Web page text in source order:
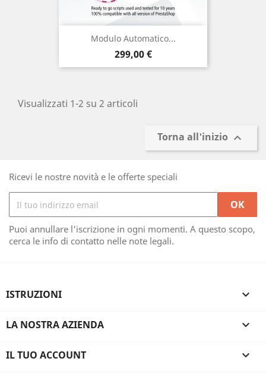
Modulo Automatico...
Prezzo
299,00 €
Visualizzati 1-2 su 2 articoli
Torna all'inizio 
Ricevi le nostre novità e le offerte speciali
Puoi annullare l'iscrizione in ogni momenti. A questo scopo,
cerca le info di contatto nelle note legali.
ISTRUZIONI 
LA NOSTRA AZIENDA 
IL TUO ACCOUNT 